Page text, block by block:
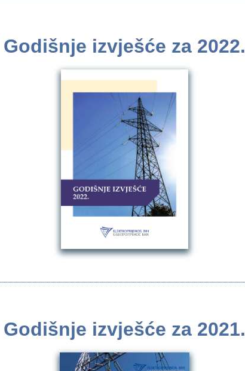
Godišnje izvješće za 2022.
Godišnje izvješće za 2021.